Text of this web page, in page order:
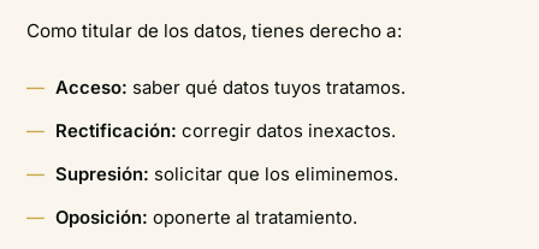
Como titular de los datos, tienes derecho a:
Acceso: saber qué datos tuyos tratamos.
Rectificación: corregir datos inexactos.
Supresión: solicitar que los eliminemos.
Oposición: oponerte al tratamiento.